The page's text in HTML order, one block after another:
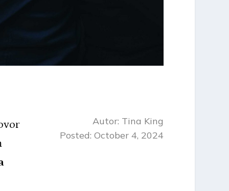
Autor: Tina King
Posted: October 4, 2024